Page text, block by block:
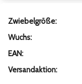
Zwiebelgröße:
Wuchs:
EAN:
Versandaktion: